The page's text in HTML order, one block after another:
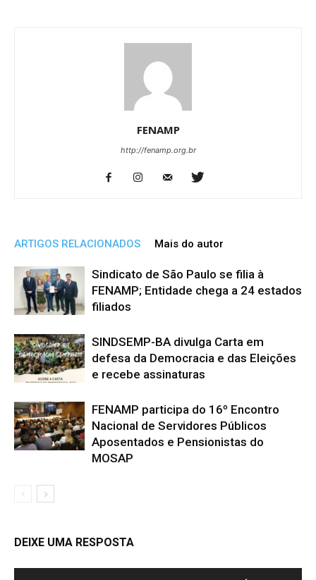
FENAMP
http://fenamp.org.br
ARTIGOS RELACIONADOS Mais do autor
Sindicato de São Paulo se filia à
FENAMP; Entidade chega a 24 estados
filiados
SINDSEMP-BA divulga Carta em
defesa da Democracia e das Eleições
e recebe assinaturas
FENAMP participa do 16º Encontro
Nacional de Servidores Públicos
Aposentados e Pensionistas do
MOSAP
DEIXE UMA RESPOSTA